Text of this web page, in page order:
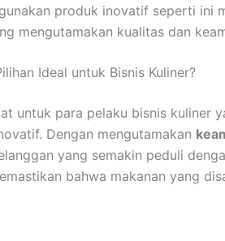
produk inovatif seperti ini
mengutamakan kualitas dan
Ideal untuk Bisnis Kuliner?
untuk para pelaku bisnis kuliner
Dengan mengutamakan
yang semakin peduli
bahwa makanan yang